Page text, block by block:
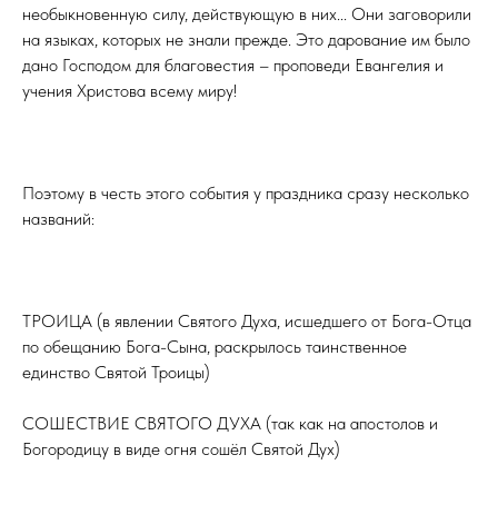
необыкновенную силу, действующую в них... Они заговорили
на языках, которых не знали прежде. Это дарование им было
дано Господом для благовестия – проповеди Евангелия и
учения Христова всему миру!
Поэтому в честь этого события у праздника сразу несколько
названий:
ТРОИЦА (в явлении Святого Духа, исшедшего от Бога-Отца
по обещанию Бога-Сына, раскрылось таинственное
единство Святой Троицы)
СОШЕСТВИЕ СВЯТОГО ДУХА (так как на апостолов и
Богородицу в виде огня сошёл Святой Дух)